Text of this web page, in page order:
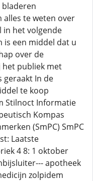
alles te weten over
in het volgende
is een middel dat u
over de
het publiek met
geraakt In de
te koop
Stilnoct Informatie
Kompas
(SmPC) SmPC
Laatste
4 8: 1 oktober
apotheek
zolpidem